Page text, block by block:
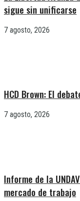
sigue sin unificarse
7 agosto, 2026
HCD Brown: El
7 agosto, 2026
Informe de la
mercado de trabajo